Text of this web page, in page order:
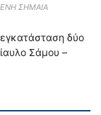
ΣΗΜΑΙΑ
δύο
Σάμου –